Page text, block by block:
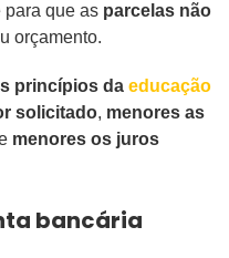
para que as parcelas não
orçamento.
princípios da educação
solicitado, menores as
menores os juros
bancária